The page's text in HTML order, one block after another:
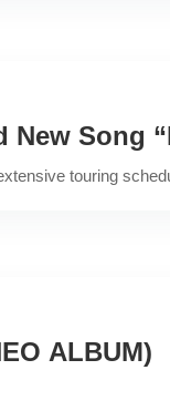
New Song
touring
ALBUM)